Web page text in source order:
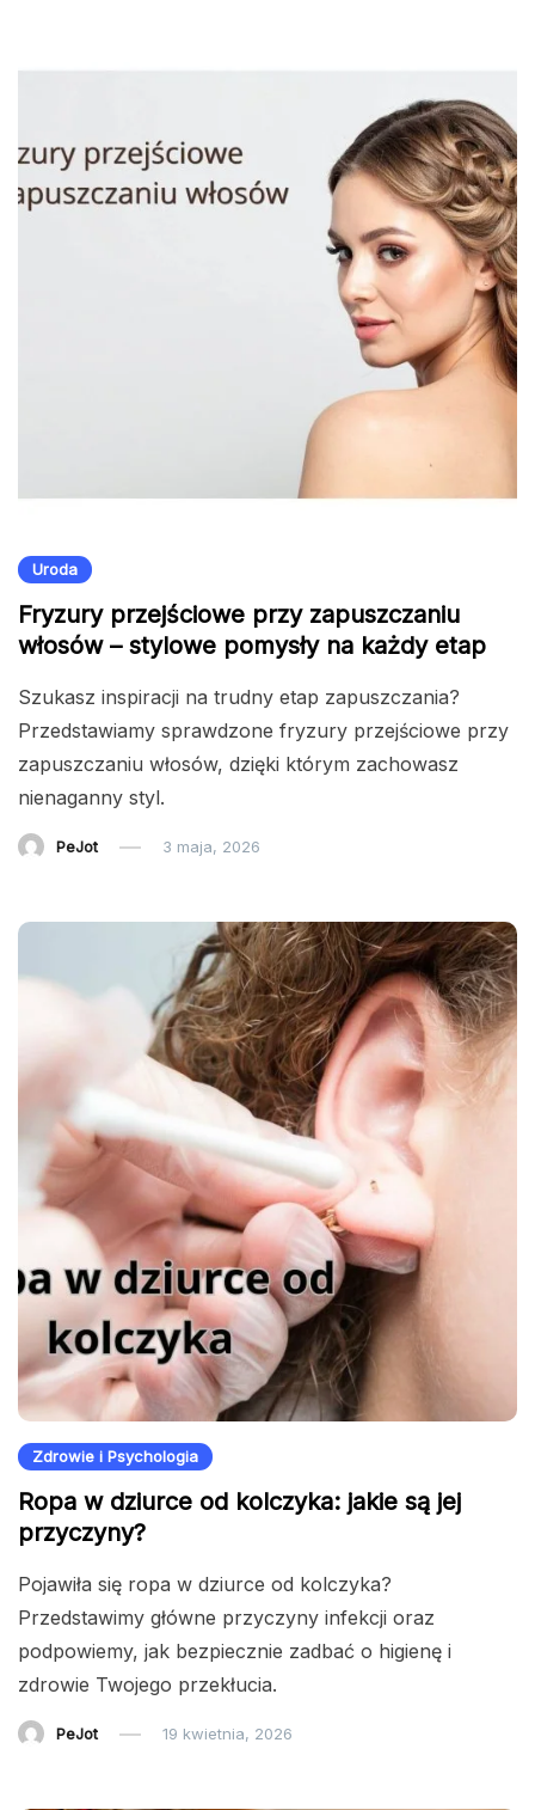
Uroda
Fryzury przejściowe przy zapuszczaniu
włosów – stylowe pomysły na każdy etap
Szukasz inspiracji na trudny etap zapuszczania?
Przedstawiamy sprawdzone fryzury przejściowe przy
zapuszczaniu włosów, dzięki którym zachowasz
nienaganny styl.
PeJot 3 maja, 2026
Zdrowie i Psychologia
Ropa w dziurce od kolczyka: jakie są jej
przyczyny?
Pojawiła się ropa w dziurce od kolczyka?
Przedstawimy główne przyczyny infekcji oraz
podpowiemy, jak bezpiecznie zadbać o higienę i
zdrowie Twojego przekłucia.
PeJot 19 kwietnia, 2026